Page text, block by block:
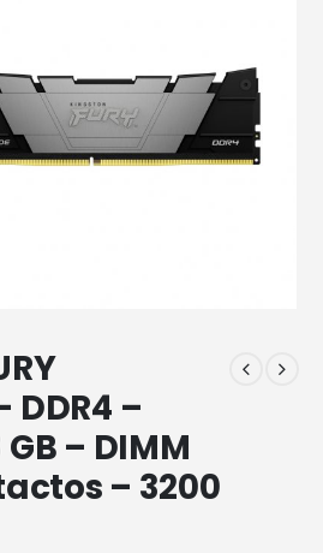
DDR4 –
– DIMM
– 3200